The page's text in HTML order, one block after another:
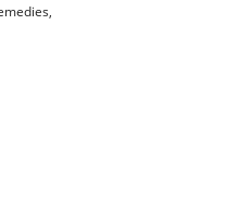
,